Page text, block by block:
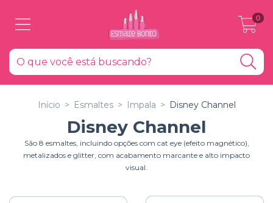
0
Início > Esmaltes > Impala > Disney Channel
Disney Channel
São 8 esmaltes, incluindo opções com cat eye (efeito magnético),
metalizados e glitter, com acabamento marcante e alto impacto
visual.